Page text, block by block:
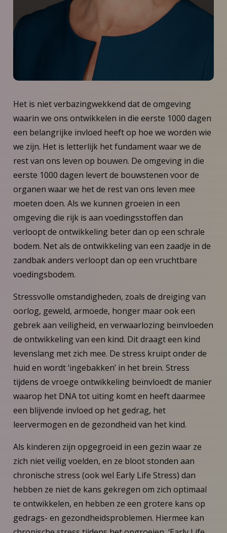
Het is niet verbazingwekkend dat de omgeving
waarin we ons ontwikkelen in die eerste 1000 dagen
een belangrijke invloed heeft op hoe we worden wie
we zijn. Het is letterlijk het fundament waar we de
rest van ons leven op bouwen. De omgeving in die
eerste 1000 dagen levert de bouwstenen voor de
organen waar we het de rest van ons leven mee
moeten doen. Als we kunnen groeien in een
omgeving die rijk is aan voedingsstoffen dan
verloopt de ontwikkeling beter dan op een schrale
bodem. Net als de ontwikkeling van een zaadje in de
zandbak anders verloopt dan op een vruchtbare
voedingsbodem.
Stressvolle omstandigheden, zoals de dreiging van
oorlog, geweld, armoede, honger maar ook een
gebrek aan veiligheid, en verwaarlozing beïnvloeden
de ontwikkeling van een kind. Dit draagt een kind
levenslang met zich mee. De stress kruipt onder de
huid en wordt ‘ingebakken’ in het brein. Stress
tijdens de vroege ontwikkeling beïnvloedt de manier
waarop het DNA tot uiting komt en heeft daarmee
een blijvende invloed op het gedrag, het
leervermogen en de gezondheid van het kind.
Als kinderen zijn opgegroeid in een gezin waar ze
zich niet veilig voelden, en ze bloot stonden aan
chronische stress (ook wel Early Life Stress) dan
hebben ze niet de kans gekregen om zich optimaal
te ontwikkelen, en hebben ze een grotere kans op
gedrags- en gezondheidsproblemen. Hiermee kan